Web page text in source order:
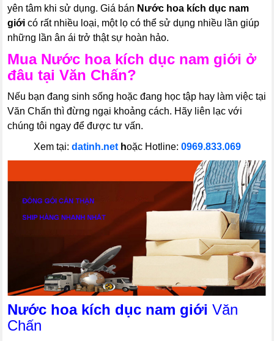
yên tâm khi sử dụng. Giá bán Nước hoa kích dục nam
giới có rất nhiều loại, một lọ có thể sử dụng nhiều lần giúp
những lần ân ái trở thật sự hoàn hảo.
Mua Nước hoa kích dục nam giới ở
đâu tại Văn Chấn?
Nếu bạn đang sinh sống hoặc đang học tập hay làm việc tại
Văn Chấn thì đừng ngại khoảng cách. Hãy liên lạc với
chúng tôi ngay để được tư vấn.
Xem tại: datinh.nethoặc Hotline: 0969.833.069
Nước hoa kích dục nam giới Văn
Chấn